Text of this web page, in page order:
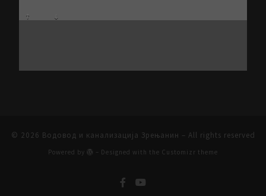
© 2026 Водовод и канализација Зрењанин – All rights reserved
Powered by – Designed with the Customizr theme